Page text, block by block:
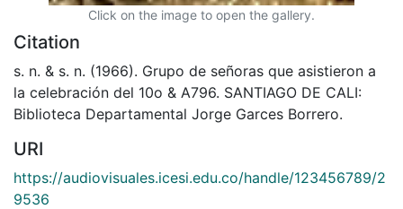
Click on the image to open the gallery.
Citation
s. n. & s. n. (1966). Grupo de señoras que asistieron a
la celebración del 10o & A796. SANTIAGO DE CALI:
Biblioteca Departamental Jorge Garces Borrero.
URI
https://audiovisuales.icesi.edu.co/handle/123456789/2
9536